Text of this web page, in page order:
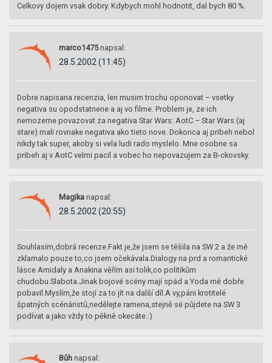
Celkovy dojem vsak dobry. Kdybych mohl hodnotit, dal bych 80 %.
marco1475 napsal:
28.5.2002 (11:45)
Dobre napisana recenzia, len musim trochu oponovat – vsetky
negativa su opodstatnene a aj vo filme. Problem je, ze ich
nemozeme povazovat za negativa Star Wars: AotC – Star Wars (aj
stare) mali rovnake negativa ako tieto nove. Dokonca aj pribeh nebol
nikdy tak super, akoby si vela ludi rado myslelo. Mne osobne sa
pribeh aj v AotC velmi pacil a vobec ho nepovazujem za B-ckovsky.
Magika napsal:
28.5.2002 (20:55)
Souhlasím,dobrá recenze.Fakt je,že jsem se těšila na SW 2 a že mě
zklamalo pouze to,co jsem očekávala.Dialogy na prd a romantické
lásce Amidaly a Anakina věřím asi tolik,co politikům
chudobu.Slabota.Jinak bojové scény mají spád a Yoda mě dobře
pobavil.Myslím,že stojí za to jít na další díl.A vy,páni krotitelé
špatných scénáristů,nedělejte ramena,stejně së půjdete na SW 3
podívat a jako vždy to pěkně okecáte.:)
Bůh napsal: